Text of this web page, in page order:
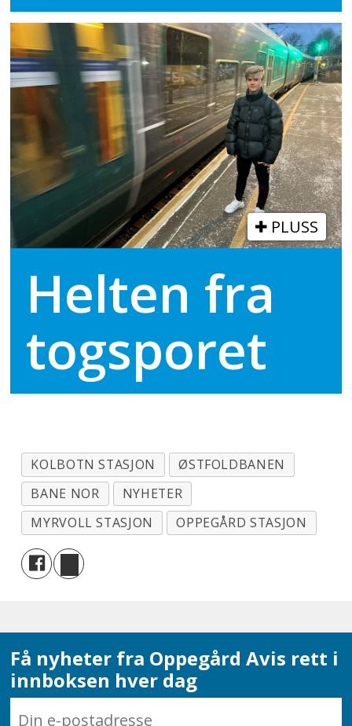
PLUSS
Helten fra
togsporet
KOLBOTN STASJON
ØSTFOLDBANEN
BANE NOR
NYHETER
MYRVOLL STASJON
OPPEGÅRD STASJON
Få nyheter fra Oppegård Avis rett i
innboksen hver dag